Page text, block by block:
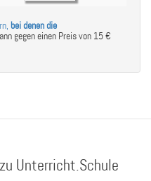
bei denen die
gegen einen Preis von 15 €
Unterricht.Schule